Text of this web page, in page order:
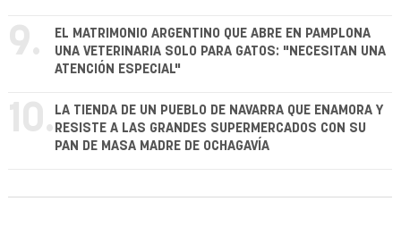
9.
EL MATRIMONIO ARGENTINO QUE ABRE EN PAMPLONA
UNA VETERINARIA SOLO PARA GATOS: "NECESITAN UNA
ATENCIÓN ESPECIAL"
10. LA TIENDA DE UN PUEBLO DE NAVARRA QUE ENAMORA Y
RESISTE A LAS GRANDES SUPERMERCADOS CON SU
PAN DE MASA MADRE DE OCHAGAVÍA